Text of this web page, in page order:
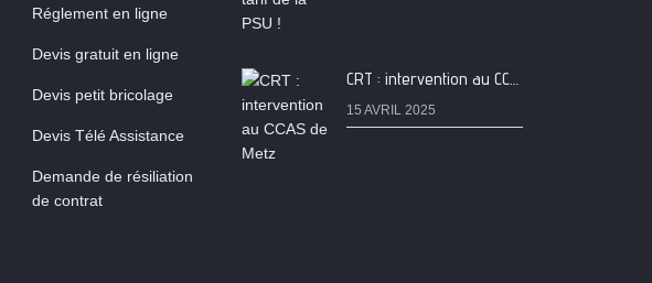
Réglement en ligne
Devis gratuit en ligne
Devis petit bricolage
Devis Télé Assistance
Demande de résiliation
de contrat
CRT : intervention au CCAS de Metz
15 AVRIL 2025